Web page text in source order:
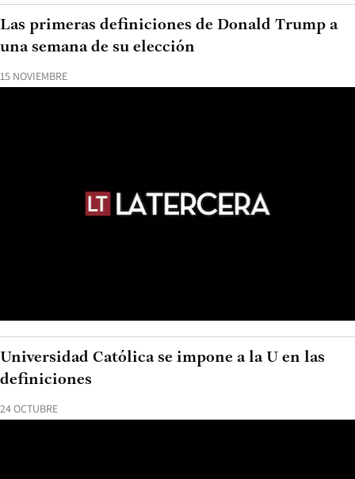
15 NOVIEMBRE
Las primeras definiciones de Donald Trump a
una semana de su elección
24 OCTUBRE
Universidad Católica se impone a la U en las
definiciones